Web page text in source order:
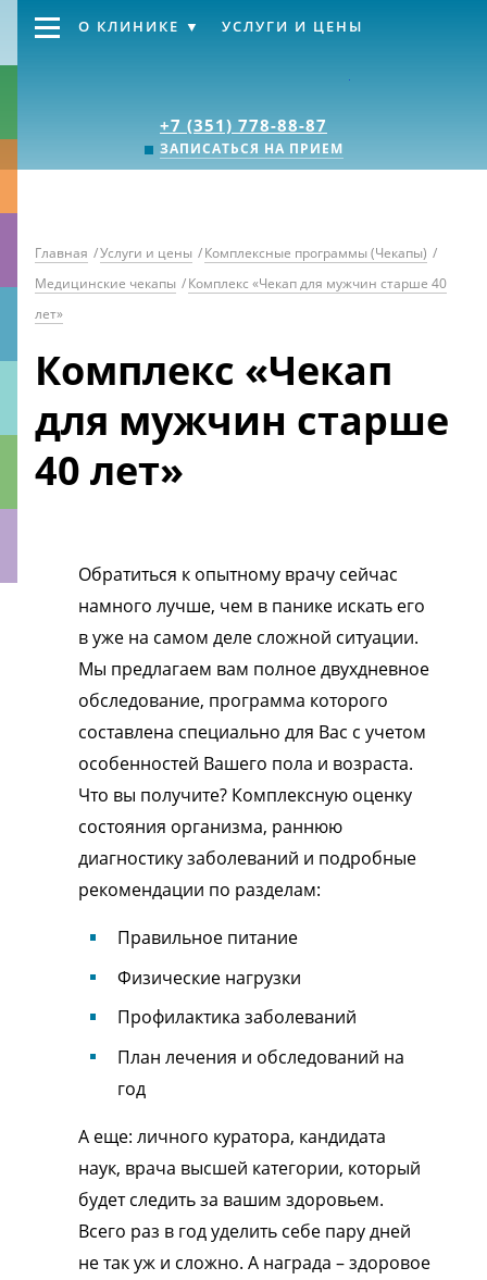
+7 (351) 778-88-87
ЗАПИСАТЬСЯ НА ПРИЕМ
О КЛИНИКЕ УСЛУГИ И ЦЕНЫ
Главная /Услуги и цены /Комплексные программы (Чекапы) /
Медицинские чекапы /Комплекс «Чекап для мужчин старше 40
лет»
Комплекс «Чекап
для мужчин старше
40 лет»
Обратиться к опытному врачу сейчас
намного лучше, чем в панике искать его
в уже на самом деле сложной ситуации.
Мы предлагаем вам полное двухдневное
обследование, программа которого
составлена специально для Вас с учетом
особенностей Вашего пола и возраста.
Что вы получите? Комплексную оценку
состояния организма, раннюю
диагностику заболеваний и подробные
рекомендации по разделам:
Правильное питание
Физические нагрузки
Профилактика заболеваний
План лечения и обследований на
год
А еще: личного куратора, кандидата
наук, врача высшей категории, который
будет следить за вашим здоровьем.
Всего раз в год уделить себе пару дней
не так уж и сложно. А награда – здоровое